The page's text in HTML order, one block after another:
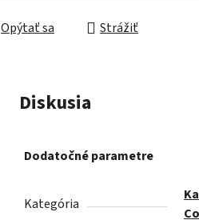
Opýtať sa
Strážiť
Diskusia
Dodatočné parametre
Kategória